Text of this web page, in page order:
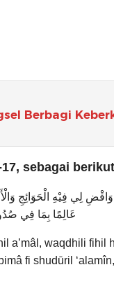
Berbagi
sebagai berikut
لِي فِيْهِ الْحَوَائِجِ
عَالِمًا بِمَا فِي
a’mâl, waqdhili fihil
fi shudūril